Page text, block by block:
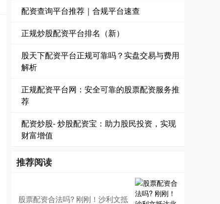
配资查询平台推荐｜合规平台速查
正规炒股配资平台排名（新）
股天下配资平台正规可靠吗？实盘交易与费用
解析
正规配资平台网：安全可靠的股票配资服务推
荐
配资炒股- 炒股配资宝：助力股民投资，实现
财富增值
推荐阅读
股票配资合法吗? 刚刚！沙利文抵